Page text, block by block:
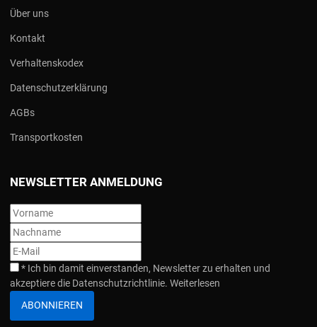
Über uns
Kontakt
Verhaltenskodex
Datenschutzerklärung
AGBs
Transportkosten
NEWSLETTER ANMELDUNG
* Ich bin damit einverstanden, Newsletter zu erhalten und
akzeptiere die Datenschutzrichtlinie. Weiterlesen
ABONNIEREN